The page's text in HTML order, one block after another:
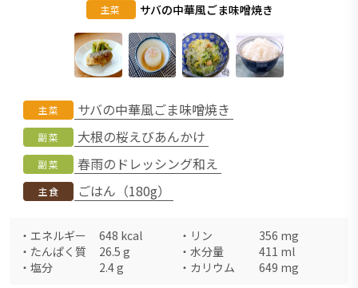
主菜 サバの中華風ごま味噌焼き
主菜 サバの中華風ごま味噌焼き
副菜 大根の桜えびあんかけ
副菜 春雨のドレッシング和え
主食 ごはん（180g）
・ エネルギー 648 kcal ・ リン 356 mg
・ たんぱく質 26.5 g ・ 水分量 411 ml
・ 塩分 2.4g ・ カリウム 649 mg